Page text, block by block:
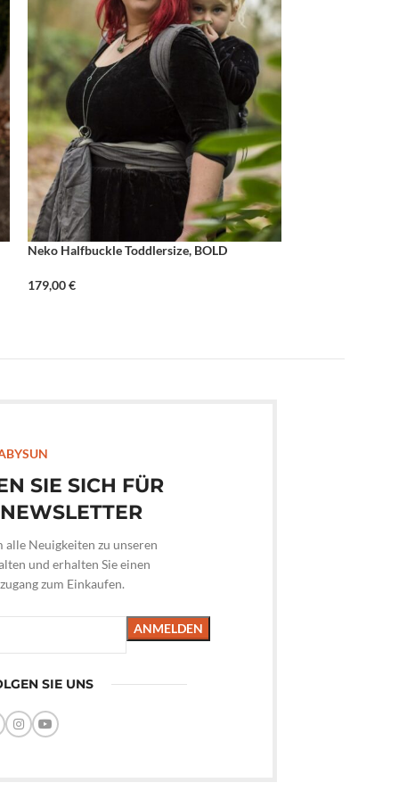
Neko Halfbuckle Toddlersize, BOLD
179,00€
SIE SICH FÜR
alle Neuigkeiten zu unseren
und erhalten Sie einen
zum Einkaufen.
SIE UNS